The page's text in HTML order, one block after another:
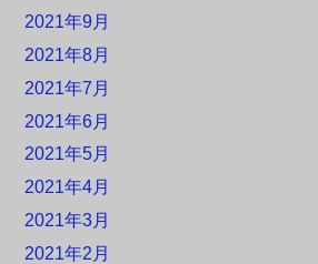
2021年9月
2021年8月
2021年7月
2021年6月
2021年5月
2021年4月
2021年3月
2021年2月